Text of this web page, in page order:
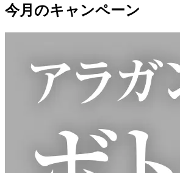
今月のキャンペーン